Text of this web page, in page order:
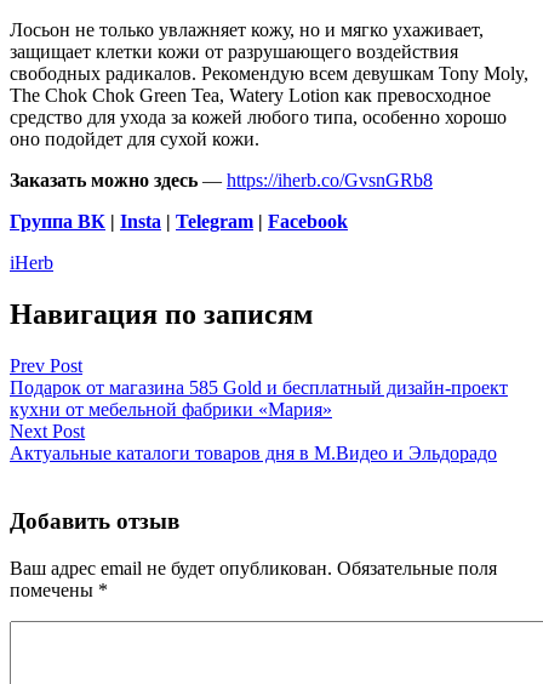
Лосьон не только увлажняет кожу, но и мягко ухаживает,
защищает клетки кожи от разрушающего воздействия
свободных радикалов. Рекомендую всем девушкам Tony Moly,
The Chok Chok Green Tea, Watery Lotion как превосходное
средство для ухода за кожей любого типа, особенно хорошо
оно подойдет для сухой кожи.
Заказать можно здесь — https://iherb.co/GvsnGRb8
Группа ВК | Insta | Telegram | Facebook
iHerb
Навигация по записям
Prev Post
Подарок от магазина 585 Gold и бесплатный дизайн-проект
кухни от мебельной фабрики «Мария»
Next Post
Актуальные каталоги товаров дня в М.Видео и Эльдорадо
Добавить отзыв
Ваш адрес email не будет опубликован. Обязательные поля
помечены *